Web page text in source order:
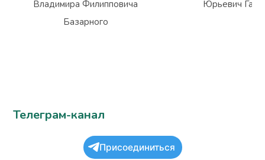
Владимира Филипповича
Базарного
Юрьевич
Телеграм-канал
Присоединиться